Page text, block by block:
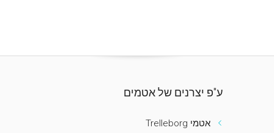
ע"פ יצרנים של אטמים
אטמי Trelleborg